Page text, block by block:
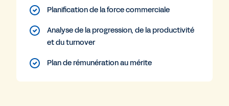
Planification de la force commerciale
Analyse de la progression, de la productivité
et du turnover
Plan de rémunération au mérite